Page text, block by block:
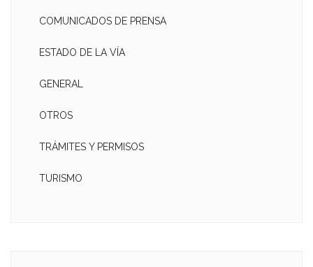
COMUNICADOS DE PRENSA
ESTADO DE LA VÍA
GENERAL
OTROS
TRÁMITES Y PERMISOS
TURISMO